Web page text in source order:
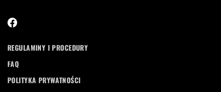
REGULAMINY I PROCEDURY
FAQ
POLITYKA PRYWATNOŚCI